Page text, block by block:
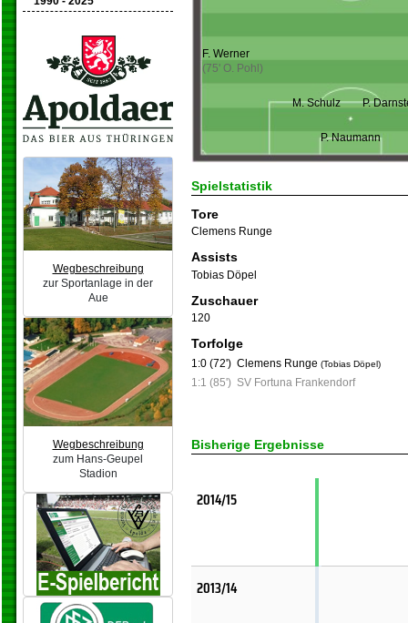
Wegbeschreibung
zur Sportanlage in der
Aue
Wegbeschreibung
zum Hans-Geupel
Stadion
F. Werner
(75' O. Pohl)
M. Schulz P.
P. Naumann
Spielstatistik
Tore
Clemens Runge
Assists
Tobias Döpel
Zuschauer
120
Torfolge
1:0 (72') Clemens Runge (Tobias Döpel)
1:1 (85') SV Fortuna Frankendorf
Bisherige Ergebnisse
2014/15
2013/14